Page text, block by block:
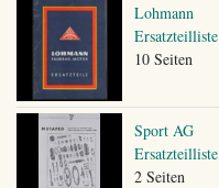
Lohmann
Ersatzteilliste
10 Seiten
Sport AG
Ersatzteilliste
2 Seiten